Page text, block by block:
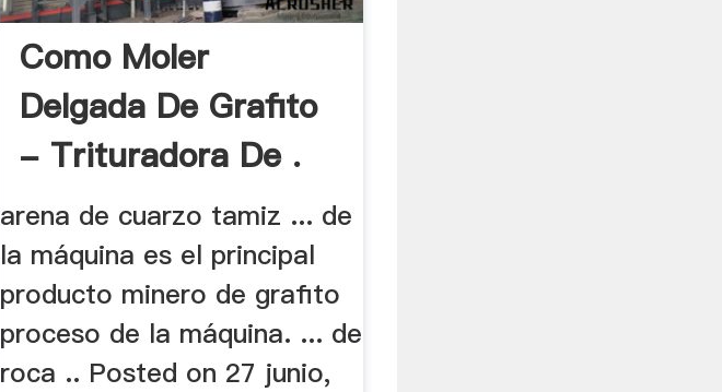
Como Moler
Delgada De Grafito
- Trituradora De .
arena de cuarzo tamiz ... de
la máquina es el principal
producto minero de grafito
proceso de la máquina. ... de
roca .. Posted on 27 junio,